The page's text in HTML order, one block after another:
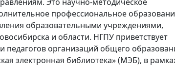
профессиональное
образовательными учреждениями,
и области. НГПУ приветствует
педагогов организаций общего
электронная библиотека» (МЭБ), в